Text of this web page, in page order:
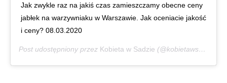
Jak zwykle raz na jakiś czas zamieszczamy obecne ceny
jabłek na warzywniaku w Warszawie. Jak oceniacie jakość
i ceny? 08.03.2020
Post udostępniony przez Kobieta w Sadzie (@kobietawsadzie)